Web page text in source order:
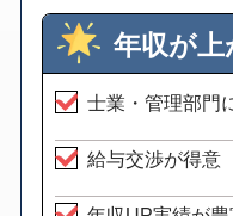
年収が上
士業・管理部門
給与交渉が得意